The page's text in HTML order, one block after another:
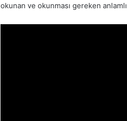
okunan ve okunması gereken